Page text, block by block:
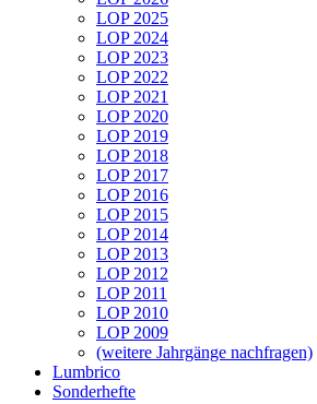
LOP 2025
LOP 2024
LOP 2023
LOP 2022
LOP 2021
LOP 2020
LOP 2019
LOP 2018
LOP 2017
LOP 2016
LOP 2015
LOP 2014
LOP 2013
LOP 2012
LOP 2011
LOP 2010
LOP 2009
(weitere Jahrgänge nachfragen)
Lumbrico
Sonderhefte